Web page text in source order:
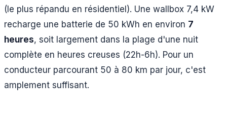
(le plus répandu en résidentiel). Une wallbox 7,4 kW
recharge une batterie de 50 kWh en environ 7
heures, soit largement dans la plage d'une nuit
complète en heures creuses (22h-6h). Pour un
conducteur parcourant 50 à 80 km par jour, c'est
amplement suffisant.